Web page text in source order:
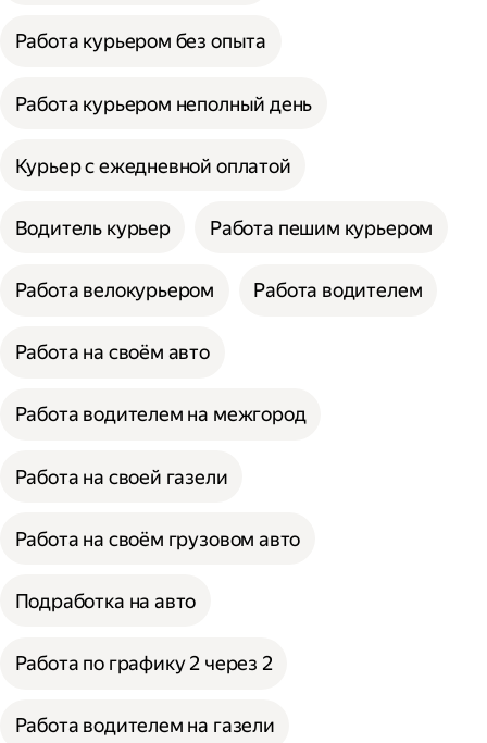
Работа курьером без опыта
Работа курьером неполный день
Курьер с ежедневной оплатой
Водитель курьер Работа пешим курьером
Работа велокурьером Работа водителем
Работа на своём авто
Работа водителем на межгород
Работа на своей газели
Работа на своём грузовом авто
Подработка на авто
Работа по графику 2 через 2
Работа водителем на газели